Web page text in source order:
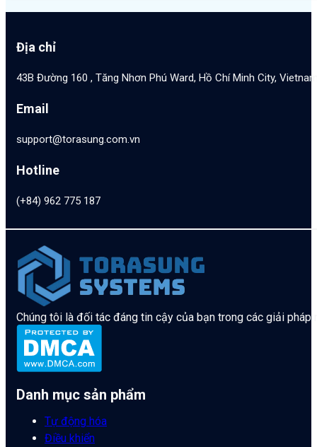
Địa chỉ
43B Đường 160 , Tăng Nhơn Phú Ward, Hồ Chí Minh City,
Email
support@torasung.com.vn
Hotline
(+84) 962 775 187
Chúng tôi là đối tác đáng tin cậy của bạn trong các giải pháp
Danh mục sản phẩm
Tự động hóa
Điều khiển